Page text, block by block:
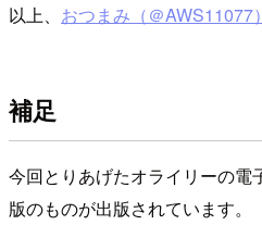
以上、 おつまみ（＠AWS11077）
補足
今回とりあげたオライリーの電
版のものが出版されています。